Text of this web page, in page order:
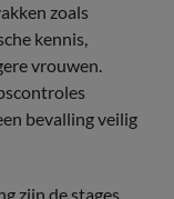
zoals
kennis,
vrouwen.
bevalling veilig
zijn de stages.